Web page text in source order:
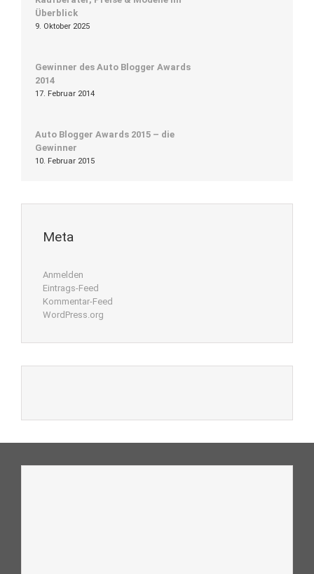
Überblick
9. Oktober 2025
Gewinner des Auto Blogger Awards
2014
17. Februar 2014
Auto Blogger Awards 2015 – die
Gewinner
10. Februar 2015
Meta
Anmelden
Eintrags-Feed
Kommentar-Feed
WordPress.org